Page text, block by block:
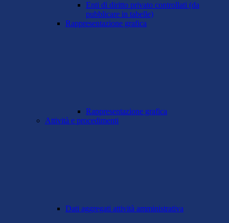
Enti di diritto privato controllati (da
pubblicare in tabelle)
Rappresentazione grafica
Rappresentazione grafica
Attività e procedimenti
Dati aggregati attività amministrativa